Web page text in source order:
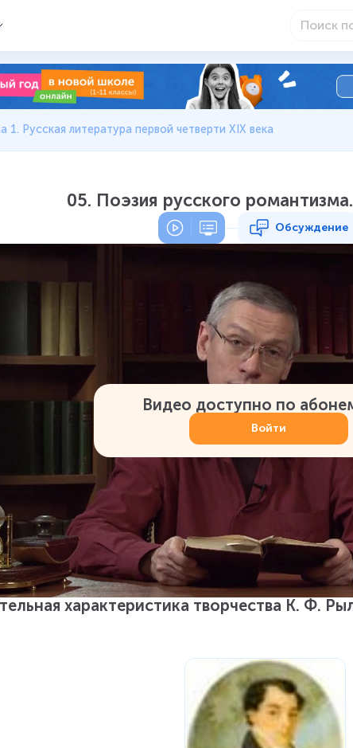
1. Русская литература первой четверти XIX века
05. Поэзия русского
Обсуждение
Видео доступно по
Войти
характеристика творчества К. Ф.